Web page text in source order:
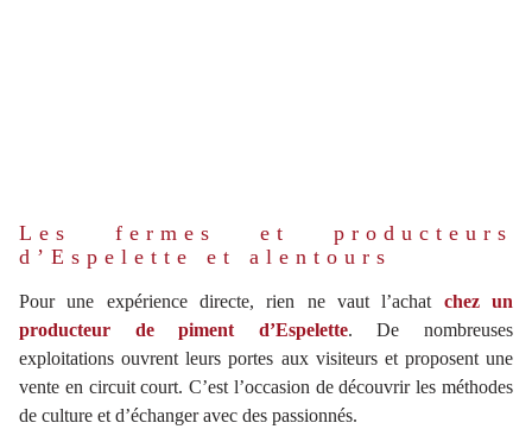
Les fermes et producteurs
d’Espelette et alentours
Pour une expérience directe, rien ne vaut l’achat chez un
producteur de piment d’Espelette. De nombreuses
exploitations ouvrent leurs portes aux visiteurs et proposent une
vente en circuit court. C’est l’occasion de découvrir les méthodes
de culture et d’échanger avec des passionnés.